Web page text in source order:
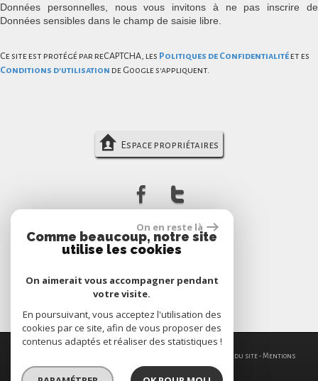
Données personnelles, nous vous invitons à ne pas inscrire de
Données sensibles dans le champ de saisie libre.
Ce site est protégé par reCAPTCHA, les Politiques de Confidentialitéet es
Conditions d'utilisation de Google s'appliquent.
Espace propriétaires
Plan du site-Mentions
légales-Nos honoraires-Partenaires-Admin-Politique RGPD
On en reste là
Comme beaucoup, notre site
utilise les cookies
On aimerait vous accompagner pendant
votre visite.
En poursuivant, vous acceptez l'utilisation des
cookies par ce site, afin de vous proposer des
contenus adaptés et réaliser des statistiques !